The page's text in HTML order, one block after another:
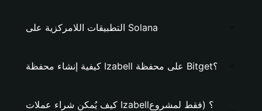
التطبيقات اللامركزية على Solana
كيفية إنشاء محفظة Izabell على محفظة Bitget؟
كيف يُمكن شراء عملات Izabell؟ (فقط لمشروع